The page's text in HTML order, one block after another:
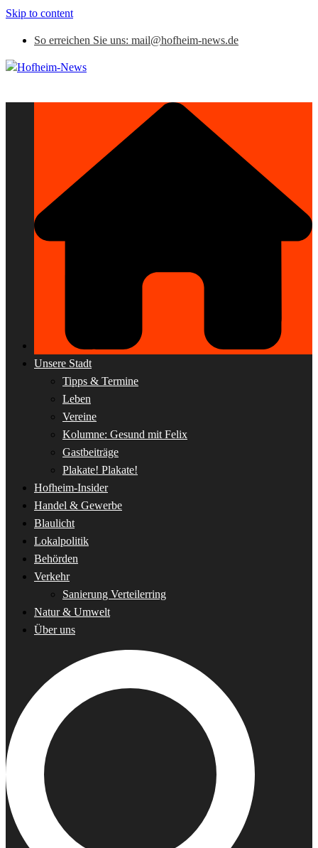
Skip to content
So erreichen Sie uns: mail@hofheim-news.de
Unsere Stadt
Tipps & Termine
Leben
Vereine
Kolumne: Gesund mit Felix
Gastbeiträge
Plakate! Plakate!
Hofheim-Insider
Handel & Gewerbe
Blaulicht
Lokalpolitik
Behörden
Verkehr
Sanierung Verteilerring
Natur & Umwelt
Über uns